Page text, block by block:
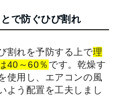
で防ぐひび割れ
割れを予防する上で理
40 ～ 60％ です。乾燥す
使用し、エアコンの風
よう配置を工夫しまし